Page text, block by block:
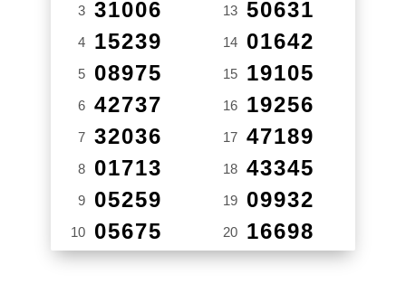
3 31006
4 15239
5 08975
6 42737
7 32036
8 01713
9 05259
10 05675
13 50631
14 01642
15 19105
16 19256
17 47189
18 43345
19 09932
20 16698